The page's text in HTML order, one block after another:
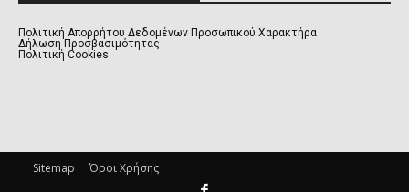
Πολιτική Απορρήτου Δεδομένων Προσωπικού Χαρακτήρα
Δήλωση Προσβασιμότητας
Πολιτική Cookies
Sitemap Όροι Χρήσης